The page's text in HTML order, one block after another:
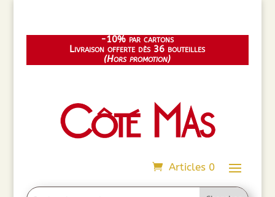
-10% par cartons
Livraison offerte dès 36 bouteilles
(Hors promotion)
Articles 0